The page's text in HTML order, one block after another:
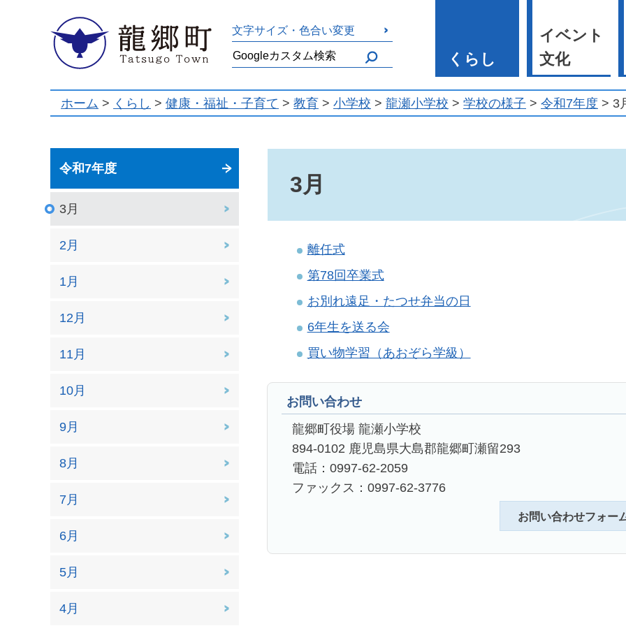
龍郷町 文字サイズ・色合い変更
くらし
イベント
文化
ホーム > くらし > 健康・福祉・子育て > 教育 > 小学校 > 龍瀬小学校 > 学校の様子 > 令和7年度 > 3
令和7年度
3月
2月
1月
12月
11月
10月
9月
8月
7月
6月
5月
4月
3月
離任式
第78回卒業式
お別れ遠足・たつせ弁当の日
6年生を送る会
買い物学習（あおぞら学級）
お問い合わせ
龍郷町役場 龍瀬小学校
894-0102 鹿児島県大島郡龍郷町瀬留293
電話：0997-62-2059
ファックス：0997-62-3776
お問い合わせフォー